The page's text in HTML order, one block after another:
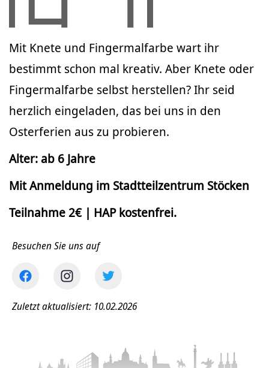
Mit Knete und Fingermalfarbe wart ihr
bestimmt schon mal kreativ. Aber Knete oder
Fingermalfarbe selbst herstellen? Ihr seid
herzlich eingeladen, das bei uns in den
Osterferien aus zu probieren.
Alter: ab 6 Jahre
Mit Anmeldung im Stadtteilzentrum Stöcken
Teilnahme 2€ | HAP kostenfrei.
Besuchen Sie uns auf
Zuletzt aktualisiert: 10.02.2026